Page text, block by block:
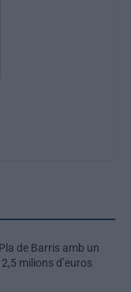
de Barris amb un
milions d’euros